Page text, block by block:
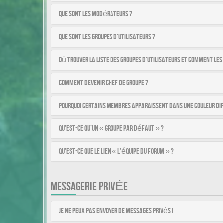
Que sont les modérateurs ?
Que sont les groupes d’utilisateurs ?
Où trouver la liste des groupes d’utilisateurs et comment
Comment devenir chef de groupe ?
Pourquoi certains membres apparaissent dans une couleur
Qu’est-ce qu’un « Groupe par défaut » ?
Qu’est-ce que le lien « L’équipe du forum » ?
MESSAGERIE PRIVÉE
Je ne peux pas envoyer de messages privés !